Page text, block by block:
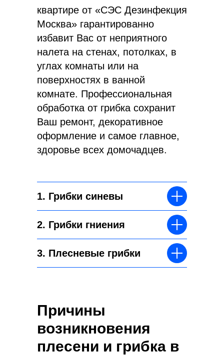
квартире от «СЭС Дезинфекция
Москва» гарантированно
избавит Вас от неприятного
налета на стенах, потолках, в
углах комнаты или на
поверхностях в ванной
комнате. Профессиональная
обработка от грибка сохранит
Ваш ремонт, декоративное
оформление и самое главное,
здоровье всех домочадцев.
1. Грибки синевы
2. Грибки гниения
3. Плесневые грибки
Причины
возникновения
плесени и грибка в